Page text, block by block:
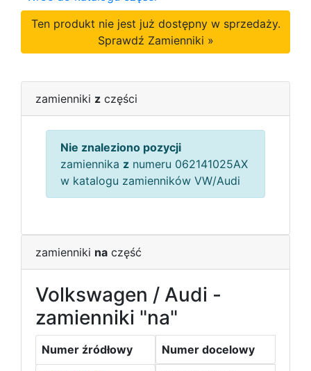
Ten produkt nie jest już dostępny w sprzedaży.
Sprawdź Zamienniki »
zamienniki z części
Nie znaleziono pozycji
zamiennika z numeru 062141025AX
w katalogu zamienników VW/Audi
zamienniki na część
Volkswagen / Audi -
zamienniki "na"
Numer źródłowy Numer docelowy